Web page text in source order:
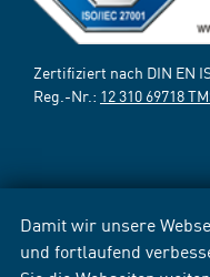
Damit wir unsere
und fortlaufend
Zertifiziert nach DIN EN
Reg.-Nr.: 12 310 69718